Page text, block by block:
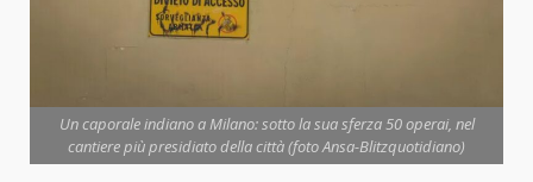
Un caporale indiano a Milano: sotto la sua sferza 50 operai, nel
cantiere più presidiato della città (foto Ansa-Blitzquotidiano)